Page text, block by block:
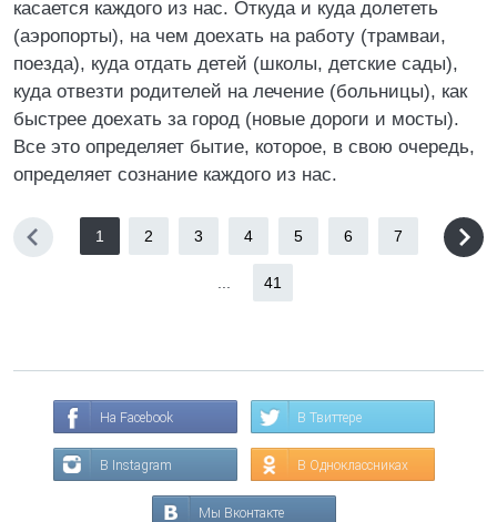
касается каждого из нас. Откуда и куда долететь
(аэропорты), на чем доехать на работу (трамваи,
поезда), куда отдать детей (школы, детские сады),
куда отвезти родителей на лечение (больницы), как
быстрее доехать за город (новые дороги и мосты).
Все это определяет бытие, которое, в свою очередь,
определяет сознание каждого из нас.
1 2 3 4 5 6 7
41
На Facebook В Твиттере
В Instagram В Одноклассниках
Мы Вконтакте